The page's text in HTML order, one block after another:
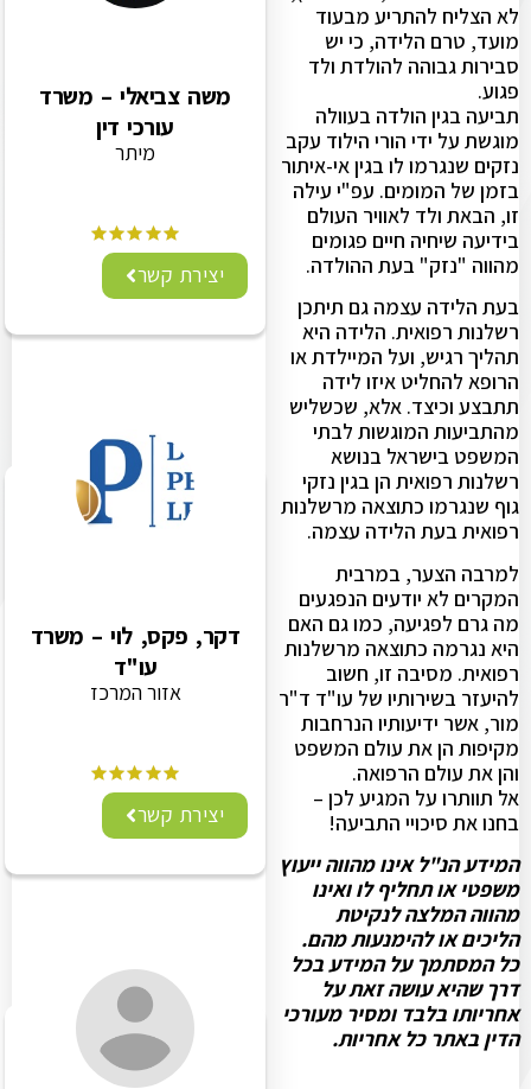
לא הצליח להתריע מבעוד
מועד, טרם הלידה, כי יש
סבירות גבוהה להולדת ולד
פגוע.
תביעה בגין הולדה בעוולה
מוגשת על ידי הורי הילוד עקב
נזקים שנגרמו לו בגין אי-איתור
בזמן של המומים. עפ"י עילה
זו, הבאת ולד לאוויר העולם
בידיעה שיחיה חיים פגומים
מהווה "נזק" בעת ההולדה.
בעת הלידה עצמה גם תיתכן
רשלנות רפואית. הלידה היא
תהליך רגיש, ועל המיילדת או
הרופא להחליט איזו לידה
תתבצע וכיצד. אלא, שכשליש
מהתביעות המוגשות לבתי
המשפט בישראל בנושא
רשלנות רפואית הן בגין נזקי
גוף שנגרמו כתוצאה מרשלנות
רפואית בעת הלידה עצמה.
למרבה הצער, במרבית
המקרים לא יודעים הנפגעים
מה גרם לפגיעה, כמו גם האם
היא נגרמה כתוצאה מרשלנות
רפואית. מסיבה זו, חשוב
להיעזר בשירותיו של עו"ד ד"ר
מור, אשר ידיעותיו הנרחבות
מקיפות הן את עולם המשפט
והן את עולם הרפואה.
אל תוותרו על המגיע לכן –
בחנו את סיכויי התביעה!
המידע הנ"ל אינו מהווה ייעוץ
משפטי או תחליף לו ואינו
מהווה המלצה לנקיטת
הליכים או להימנעות מהם.
כל המסתמך על המידע בכל
דרך שהיא עושה זאת על
אחריותו בלבד ומסיר מעורכי
הדין באתר כל אחריות.
משה צביאלי – משרד
עורכי דין
מיתר
יצירת קשר
דקר, פקס, לוי – משרד
עו"ד
אזור המרכז
יצירת קשר